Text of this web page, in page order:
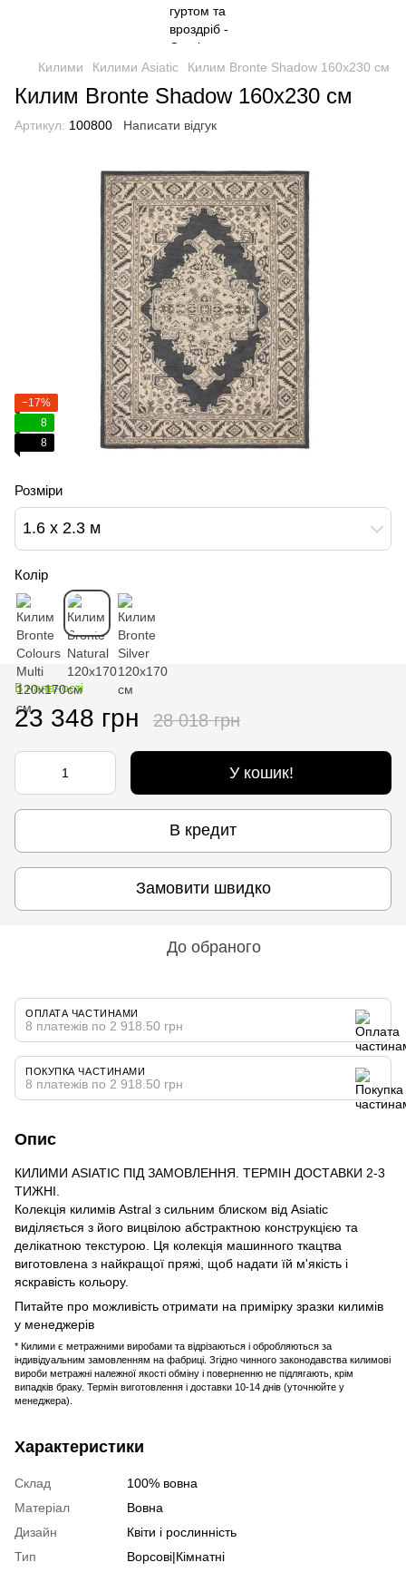
Килими Килими Asiatic Килим Bronte Shadow 160х230 см
Килим Bronte Shadow 160х230 см
Артикул: 100800 Написати відгук
−17%
8
8
Розміри
1.6 х 2.3 м
Колір
В наявності
23 348 грн 28 018 грн
У кошик!
В кредит
Замовити швидко
До обраного
ОПЛАТА ЧАСТИНАМИ
8 платежів по 2 918.50 грн
ПОКУПКА ЧАСТИНАМИ
8 платежів по 2 918.50 грн
Опис
КИЛИМИ ASIATIC ПІД ЗАМОВЛЕННЯ. ТЕРМІН ДОСТАВКИ 2-3
ТИЖНІ.
Колекція килимів Astral з сильним блиском від Asiatic
виділяється з його вицвілою абстрактною конструкцією та
делікатною текстурою. Ця колекція машинного ткацтва
виготовлена ​​з найкращої пряжі, щоб надати їй м'якість і
яскравість кольору.
Питайте про можливість отримати на примірку зразки килимів
у менеджерів
* Килими є метражними виробами та відрізаються і обробляються за
індивідуальним замовленням на фабриці. Згідно чинного законодавства килимові
вироби метражні належної якості обміну і поверненню не підлягають, крім
випадків браку. Термін виготовлення і доставки 10-14 днів (уточнюйте у
менеджера).
Характеристики
Склад
100% вовна
Матеріал
Вовна
Дизайн
Квіти і рослинність
Тип
Ворсові|Кімнатні